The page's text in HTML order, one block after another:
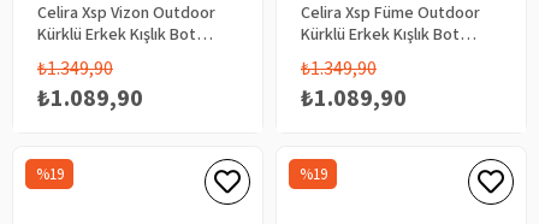
Celira Xsp Vizon Outdoor
Kürklü Erkek Kışlık Bot
Ayakkabı
₺1.089,90
₺1.349,90
Celira Xsp Füme Outdoor
Kürklü Erkek Kışlık Bot
Ayakkabı
₺1.089,90
₺1.349,90
%19 %19